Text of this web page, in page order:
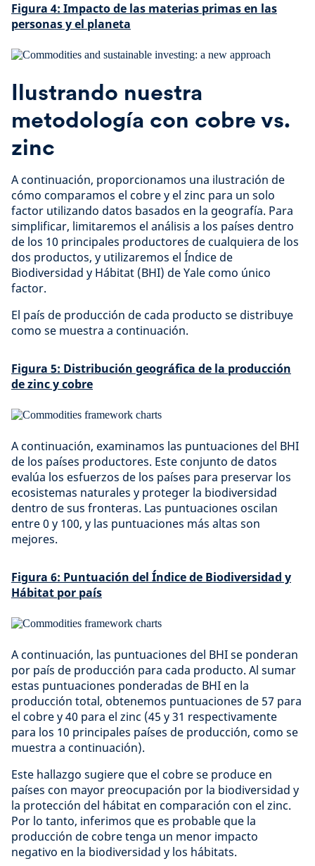
Figura 4: Impacto de las materias primas en las
personas y el planeta
Ilustrando nuestra
metodología con cobre vs.
zinc
A continuación, proporcionamos una ilustración de
cómo comparamos el cobre y el zinc para un solo
factor utilizando datos basados en la geografía. Para
simplificar, limitaremos el análisis a los países dentro
de los 10 principales productores de cualquiera de los
dos productos, y utilizaremos el Índice de
Biodiversidad y Hábitat (BHI) de Yale como único
factor.
El país de producción de cada producto se distribuye
como se muestra a continuación.
Figura 5: Distribución geográfica de la producción
de zinc y cobre
A continuación, examinamos las puntuaciones del BHI
de los países productores. Este conjunto de datos
evalúa los esfuerzos de los países para preservar los
ecosistemas naturales y proteger la biodiversidad
dentro de sus fronteras. Las puntuaciones oscilan
entre 0 y 100, y las puntuaciones más altas son
mejores.
Figura 6: Puntuación del Índice de Biodiversidad y
Hábitat por país
A continuación, las puntuaciones del BHI se ponderan
por país de producción para cada producto. Al sumar
estas puntuaciones ponderadas de BHI en la
producción total, obtenemos puntuaciones de 57 para
el cobre y 40 para el zinc (45 y 31 respectivamente
para los 10 principales países de producción, como se
muestra a continuación).
Este hallazgo sugiere que el cobre se produce en
países con mayor preocupación por la biodiversidad y
la protección del hábitat en comparación con el zinc.
Por lo tanto, inferimos que es probable que la
producción de cobre tenga un menor impacto
negativo en la biodiversidad y los hábitats.